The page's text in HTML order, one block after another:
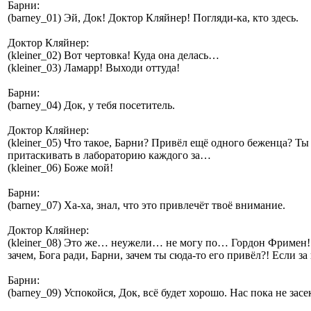
Барни:
(barney_01) Эй, Док! Доктор Кляйнер! Погляди-ка, кто здесь.
Доктор Кляйнер:
(kleiner_02) Вот чертовка! Куда она делась…
(kleiner_03) Ламарр! Выходи оттуда!
Барни:
(barney_04) Док, у тебя посетитель.
Доктор Кляйнер:
(kleiner_05) Что такое, Барни? Привёл ещё одного беженца? Ты
притаскивать в лабораторию каждого за…
(kleiner_06) Боже мой!
Барни:
(barney_07) Ха-ха, знал, что это привлечёт твоё внимание.
Доктор Кляйнер:
(kleiner_08) Это же… неужели… не могу по… Гордон
зачем, Бога ради, Барни, зачем ты сюда-то его привёл?! Если
Барни:
(barney_09) Успокойся, Док, всё будет хорошо. Нас пока не